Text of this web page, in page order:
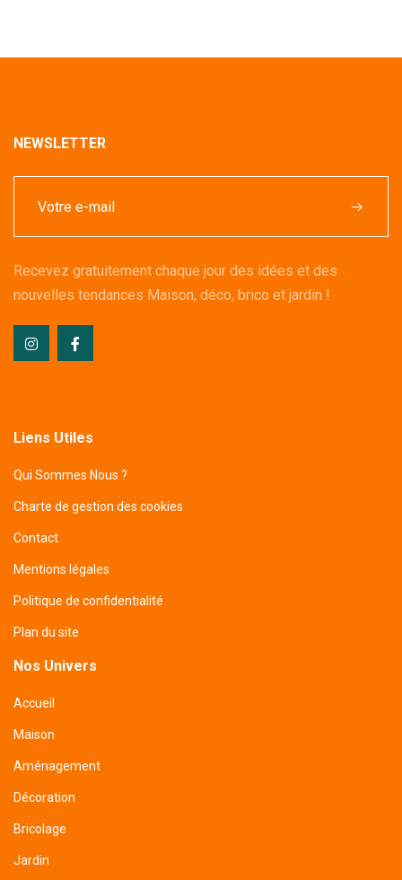
NEWSLETTER
Recevez gratuitement chaque jour des idées et des
nouvelles tendances Maison, déco, brico et jardin !
Liens Utiles
Qui Sommes Nous ?
Charte de gestion des cookies
Contact
Mentions légales
Politique de confidentialité
Plan du site
Nos Univers
Accueil
Maison
Aménagement
Décoration
Bricolage
Jardin